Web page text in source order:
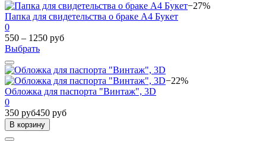
−27%
Папка для свидетельства о браке А4 Букет
0
550 – 1250 руб
Выбрать
−22%
Обложка для паспорта "Винтаж", 3D
0
350 руб450 руб
В корзину